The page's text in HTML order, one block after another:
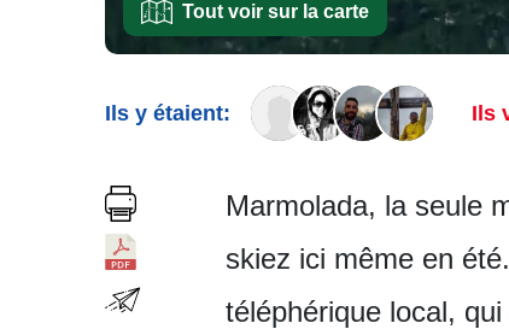
Tout voir sur la carte
Ils y étaient: Ils
Marmolada, la seule
skiez ici même en
téléphérique local,